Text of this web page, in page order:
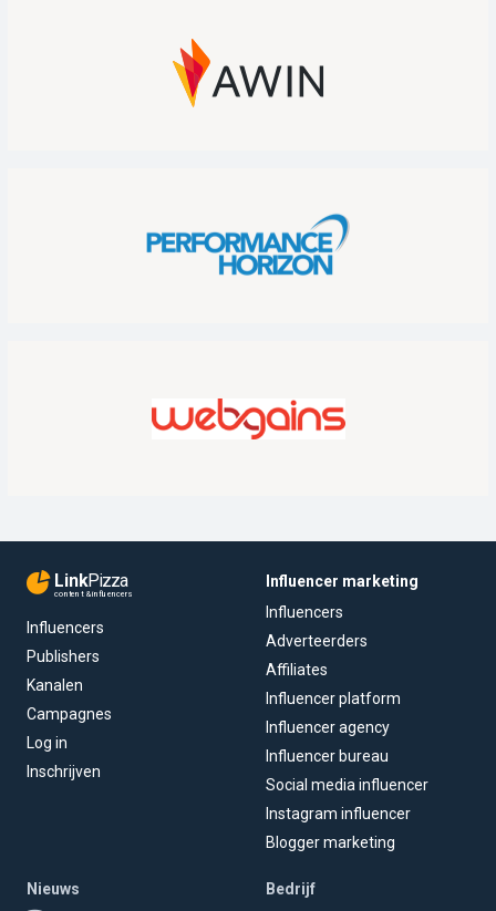
LinkPizza
content & influencers
Influencers
Publishers
Kanalen
Campagnes
Log in
Inschrijven
Influencer marketing
Influencers
Adverteerders
Affiliates
Influencer platform
Influencer agency
Influencer bureau
Social media influencer
Instagram influencer
Blogger marketing
Nieuws
Bedrijf